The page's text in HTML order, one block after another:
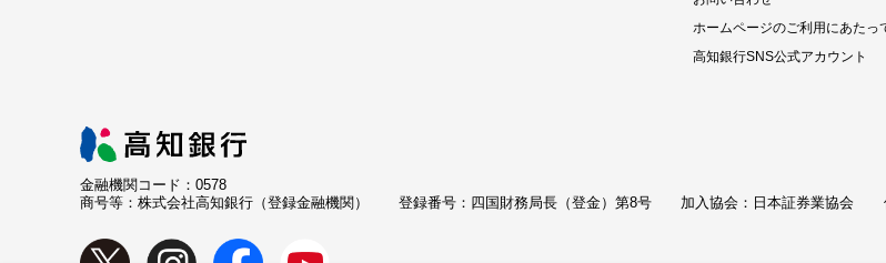
ホームページのご利用にあたっ
高知銀行SNS公式アカウント
金融機関コード：0578
商号等：株式会社高知銀行（登録金融機関）
登録番号：四国財務局長（登金）第8号 加入協会：日本証券業協会